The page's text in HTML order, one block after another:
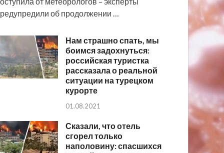
об продолжении …
Нам страшно спать, мы
боимся задохнуться:
российская туристка
рассказала о реальной
ситуации на турецком
курорте
01.08.2021
Сказали, что отель
сгорел только
наполовину: спасшихся